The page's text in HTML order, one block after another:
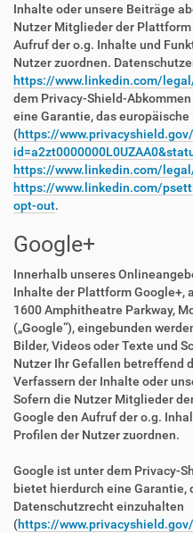
Inhalte oder unsere Beiträge
Nutzer Mitglieder der
Aufruf der o.g. Inhalte und
Nutzer zuordnen.
https://www.linkedin.com/
dem Privacy-Shield-
eine Garantie, das
(https://
https://www.linkedin.com/
https://www.linkedin.com/
opt-out.
Google+
Innerhalb unseres
Inhalte der Plattform Google+,
1600 Amphitheatre Parkway,
(„Google“), eingebunden
Bilder, Videos oder Texte und
Nutzer Ihr Gefallen betreffend
Verfassern der Inhalte oder
Sofern die Nutzer Mitglieder
Google den Aufruf der o.g.
Profilen der Nutzer zuordnen.
Google ist unter dem Privacy-
bietet hierdurch eine Garantie,
Datenschutzrecht einzuhalten
(https://